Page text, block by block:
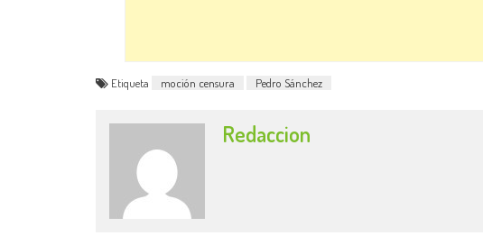
Etiqueta moción censura Pedro Sánchez
Redaccion